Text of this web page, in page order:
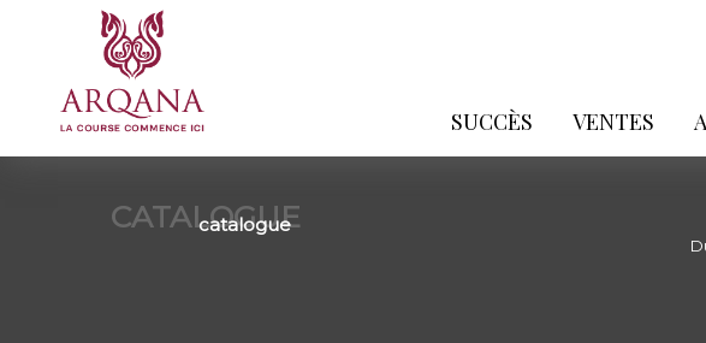
SUCCÈS VENTES
CATALOGUE
catalogue